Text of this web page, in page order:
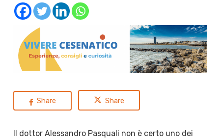
Share Share
Il dottor Alessandro Pasquali non è certo uno dei